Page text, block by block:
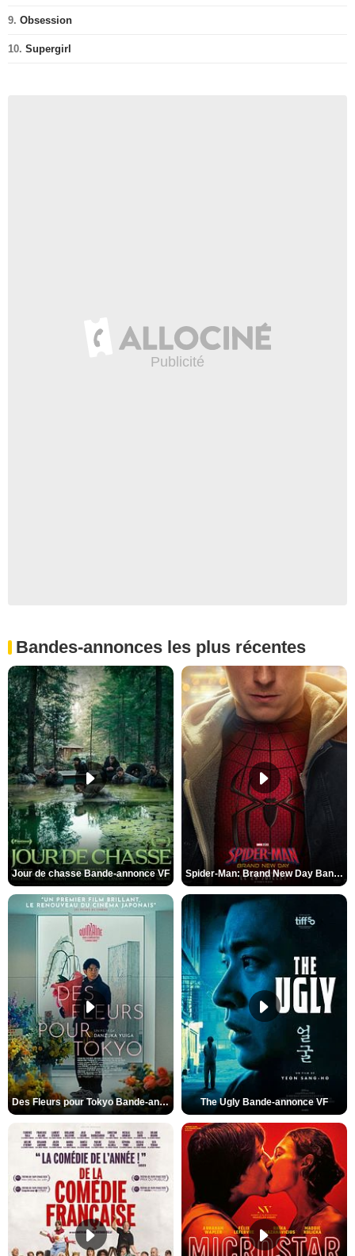
9. Obsession
10. Supergirl
Bandes-annonces les plus récentes
Jour de chasse Bande-annonce VF Spider-Man: Brand New Day Bande-annonce (3) VO STFR
Des Fleurs pour Tokyo Bande-annonce VO STFR The Ugly Bande-annonce VF